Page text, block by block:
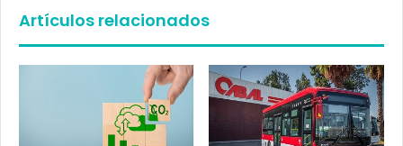
Artículos relacionados